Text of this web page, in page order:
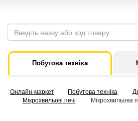
Побутова техніка
Онлайн-маркет Побутова техніка
Мікрохвильові печі
Мікрохвильова